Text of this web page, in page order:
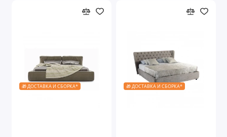
🎁 ДОСТАВКА И СБОРКА* 🎁 ДОСТАВКА И СБОРКА*